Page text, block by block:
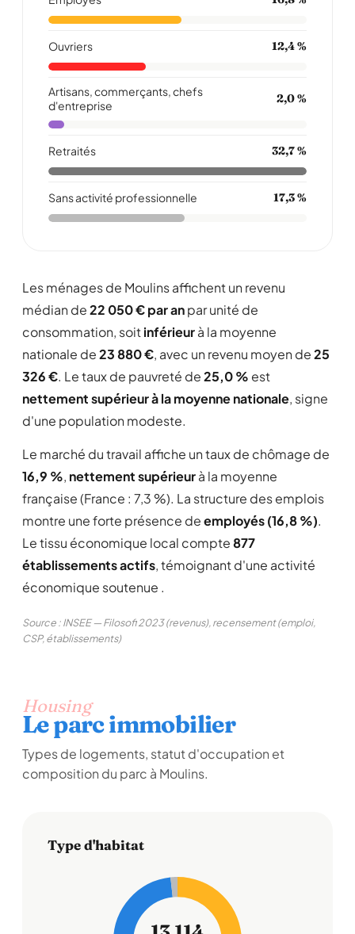
Ouvriers 12,4 %
Artisans, commerçants, chefs
d'entreprise
2,0 %
Retraités 32,7 %
Sans activité professionnelle 17,3 %
Les ménages de Moulins affichent un revenu
médian de22 050 € par anpar unité de
consommation, soitinférieurà la moyenne
nationale de23 880 €, avec un revenu moyen de25
326 €. Le taux de pauvreté de25,0 % est
nettement supérieur à la moyenne nationale, signe
d'une population modeste.
Le marché du travail affiche un taux de chômage de
16,9 %, nettement supérieurà la moyenne
française (France : 7,3 %). La structure des emplois
montre une forte présence deemployés (16,8 %).
Le tissu économique local compte877
établissements actifs, témoignant d'une activité
économique soutenue .
Source : INSEE — Filosofi 2023 (revenus), recensement (emploi,
CSP, établissements)
Housing
Le parc immobilier
Types de logements, statut d'occupation et
composition du parc à Moulins.
Type d'habitat